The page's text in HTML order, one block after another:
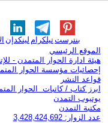
لينكدإن تيلكرامبنترست
الموقع الرئيسي
هيئة ادارة الحوار المتمدن -
إحصائيات مؤسسة الحوار
قواعد النشر
ابرز كتاب / كاتبات الحوار
يوتيوب التمدن
مكتبة التمدن
عدد الزوار: 3,428,424,692